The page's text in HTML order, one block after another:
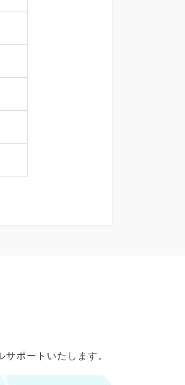
ポートいたします。